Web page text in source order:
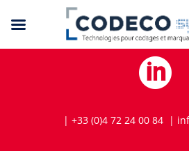

| +33 (0)4 72 24 00 84 |